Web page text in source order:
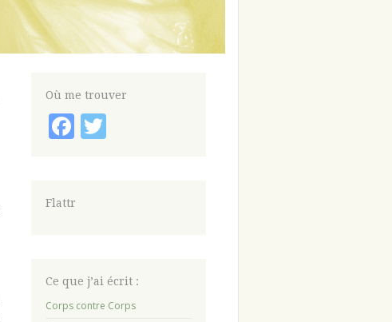
Où me trouver
Facebook
Twitter
Flattr
Ce que j’ai écrit :
Corps contre Corps